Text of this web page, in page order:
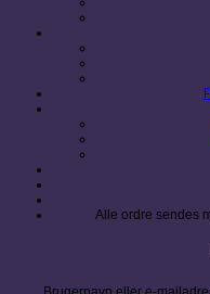
Alle ordre sendes